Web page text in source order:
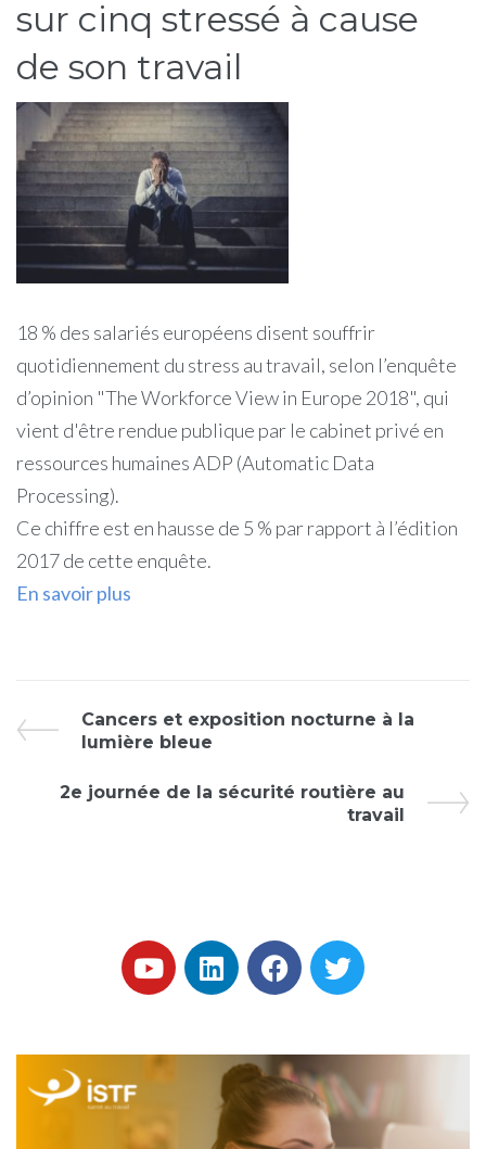
sur cinq stressé à cause
de son travail
18 % des salariés européens disent souffrir
quotidiennement du stress au travail, selon l’enquête
d’opinion "The Workforce View in Europe 2018", qui
vient d'être rendue publique par le cabinet privé en
ressources humaines ADP (Automatic Data
Processing).
Ce chiffre est en hausse de 5 % par rapport à l’édition
2017 de cette enquête.
En savoir plus
Cancers et exposition nocturne à la
lumière bleue
2e journée de la sécurité routière au
travail